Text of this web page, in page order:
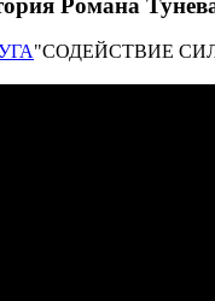
Романа
"СОДЕЙСТВИЕ